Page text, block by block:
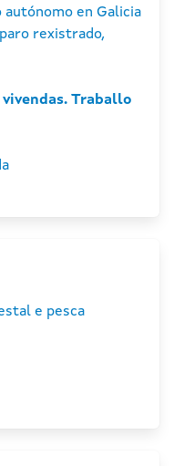
en Galicia
rexistrado,
vivendas. Traballo
e pesca